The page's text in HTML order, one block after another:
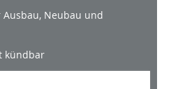
Neubau und
kündbar